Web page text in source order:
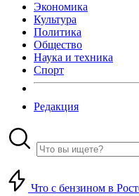
Экономика
Культура
Политика
Общество
Наука и техника
Спорт
Редакция
Что с бензином в